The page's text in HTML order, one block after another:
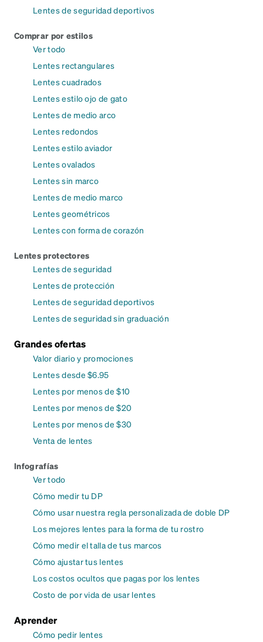
Lentes de seguridad deportivos
Comprar por estilos
Ver todo
Lentes rectangulares
Lentes cuadrados
Lentes estilo ojo de gato
Lentes de medio arco
Lentes redondos
Lentes estilo aviador
Lentes ovalados
Lentes sin marco
Lentes de medio marco
Lentes geométricos
Lentes con forma de corazón
Lentes protectores
Lentes de seguridad
Lentes de protección
Lentes de seguridad deportivos
Lentes de seguridad sin graduación
Grandes ofertas
Valor diario y promociones
Lentes desde $6.95
Lentes por menos de $10
Lentes por menos de $20
Lentes por menos de $30
Venta de lentes
Infografías
Ver todo
Cómo medir tu DP
Cómo usar nuestra regla personalizada de doble DP
Los mejores lentes para la forma de tu rostro
Cómo medir el talla de tus marcos
Cómo ajustar tus lentes
Los costos ocultos que pagas por los lentes
Costo de por vida de usar lentes
Aprender
Cómo pedir lentes